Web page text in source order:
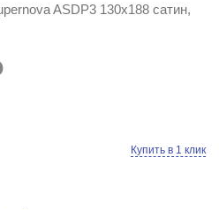
ASDP3 130x188 сатин,
Купить в 1 клик